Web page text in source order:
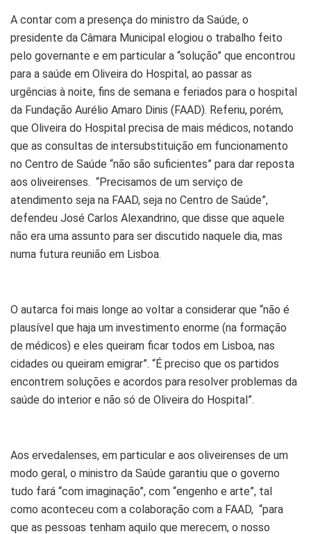
A contar com a presença do ministro da Saúde, o
presidente da Câmara Municipal elogiou o trabalho feito
pelo governante e em particular a “solução” que encontrou
para a saúde em Oliveira do Hospital, ao passar as
urgências à noite, fins de semana e feriados para o hospital
da Fundação Aurélio Amaro Dinis (FAAD). Referiu, porém,
que Oliveira do Hospital precisa de mais médicos, notando
que as consultas de intersubstituição em funcionamento
no Centro de Saúde “não são suficientes” para dar reposta
aos oliveirenses. “Precisamos de um serviço de
atendimento seja na FAAD, seja no Centro de Saúde”,
defendeu José Carlos Alexandrino, que disse que aquele
não era uma assunto para ser discutido naquele dia, mas
numa futura reunião em Lisboa.
O autarca foi mais longe ao voltar a considerar que “não é
plausível que haja um investimento enorme (na formação
de médicos) e eles queiram ficar todos em Lisboa, nas
cidades ou queiram emigrar”. “É preciso que os partidos
encontrem soluções e acordos para resolver problemas da
saúde do interior e não só de Oliveira do Hospital”.
Aos ervedalenses, em particular e aos oliveirenses de um
modo geral, o ministro da Saúde garantiu que o governo
tudo fará “com imaginação”, com “engenho e arte”, tal
como aconteceu com a colaboração com a FAAD, “para
que as pessoas tenham aquilo que merecem, o nosso